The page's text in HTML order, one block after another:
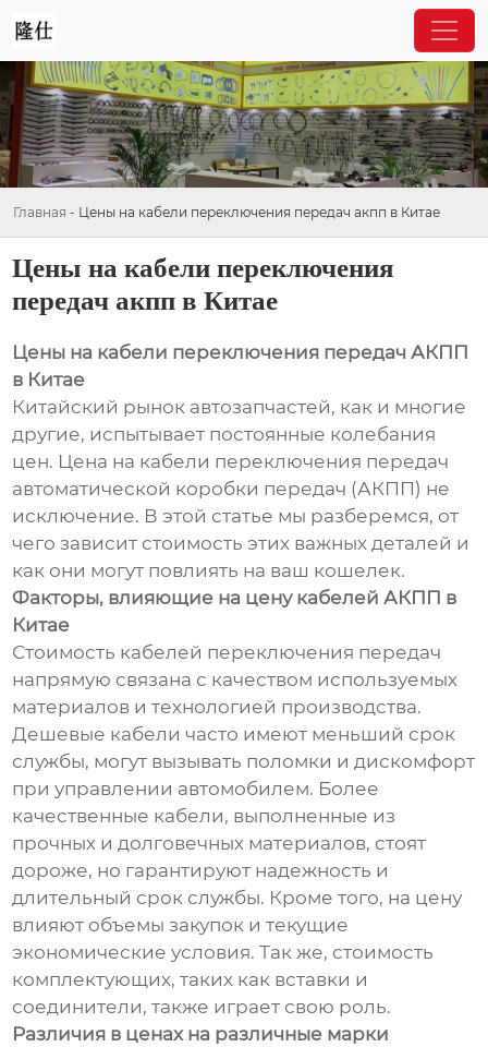
Главная - Цены на кабели переключения передач акпп в Китае
Цены на кабели переключения
передач акпп в Китае
Цены на кабели переключения передач АКПП
в Китае
Китайский рынок автозапчастей, как и многие
другие, испытывает постоянные колебания
цен. Цена на кабели переключения передач
автоматической коробки передач (АКПП) не
исключение. В этой статье мы разберемся, от
чего зависит стоимость этих важных деталей и
как они могут повлиять на ваш кошелек.
Факторы, влияющие на цену кабелей АКПП в
Китае
Стоимость кабелей переключения передач
напрямую связана с качеством используемых
материалов и технологией производства.
Дешевые кабели часто имеют меньший срок
службы, могут вызывать поломки и дискомфорт
при управлении автомобилем. Более
качественные кабели, выполненные из
прочных и долговечных материалов, стоят
дороже, но гарантируют надежность и
длительный срок службы. Кроме того, на цену
влияют объемы закупок и текущие
экономические условия. Так же, стоимость
комплектующих, таких как вставки и
соединители, также играет свою роль.
Различия в ценах на различные марки